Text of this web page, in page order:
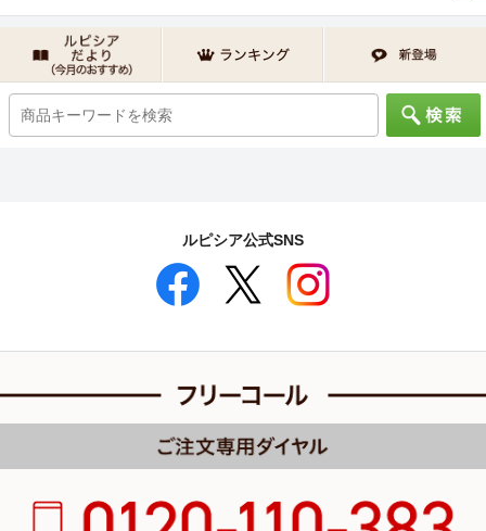
ルピシア公式SNS